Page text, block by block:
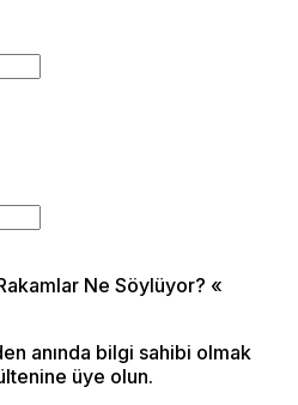
anında bilgi sahibi olmak
üye olun.